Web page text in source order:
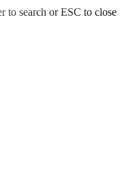
to search or ESC to close